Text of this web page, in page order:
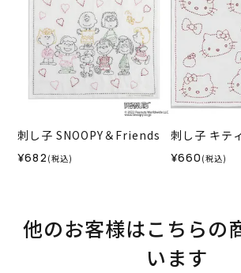
刺し子 SNOOPY＆Friends
¥682 (税込)
刺し子 キテ
¥660 (税込)
他のお客様はこちらの
います